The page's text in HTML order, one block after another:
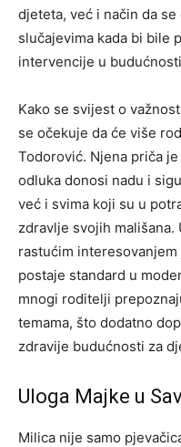
djeteta, već i način da
slučajevima kada bi bile
intervencije u
Kako se svijest o
se očekuje da će više
Todorović. Njena priča
odluka donosi nadu i
već i svima koji su u
zdravlje svojih
rastućim
postaje standard u
mnogi roditelji
temama, što dodatno
zdravije budućnosti za
Uloga Majke u
Milica nije samo